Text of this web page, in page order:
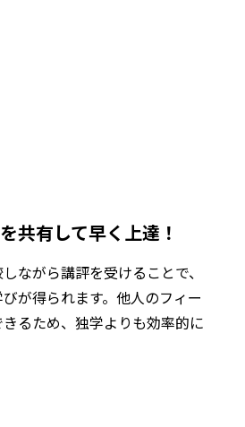
共有して早く上達！
ながら講評を受けることで、
が得られます。他人のフィー
るため、独学よりも効率的に